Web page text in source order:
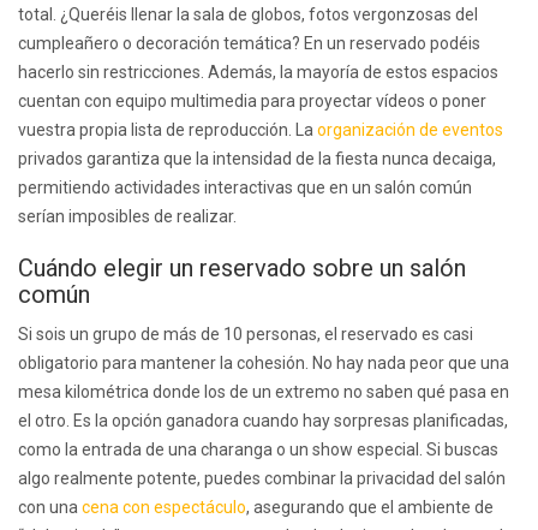
total. ¿Queréis llenar la sala de globos, fotos vergonzosas del
cumpleañero o decoración temática? En un reservado podéis
hacerlo sin restricciones. Además, la mayoría de estos espacios
cuentan con equipo multimedia para proyectar vídeos o poner
vuestra propia lista de reproducción. La organización de eventos
privados garantiza que la intensidad de la fiesta nunca decaiga,
permitiendo actividades interactivas que en un salón común
serían imposibles de realizar.
Cuándo elegir un reservado sobre un salón
común
Si sois un grupo de más de 10 personas, el reservado es casi
obligatorio para mantener la cohesión. No hay nada peor que una
mesa kilométrica donde los de un extremo no saben qué pasa en
el otro. Es la opción ganadora cuando hay sorpresas planificadas,
como la entrada de una charanga o un show especial. Si buscas
algo realmente potente, puedes combinar la privacidad del salón
con una cena con espectáculo, asegurando que el ambiente de